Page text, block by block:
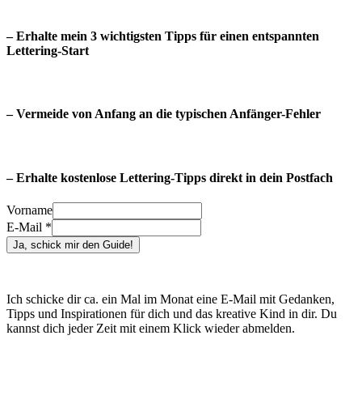
– Erhalte mein 3 wichtigsten Tipps für einen entspannten
Lettering-Start
– Vermeide von Anfang an die typischen Anfänger-Fehler
– Erhalte kostenlose Lettering-Tipps direkt in dein Postfach
Vorname
E-Mail *
Ja, schick mir den Guide!
Ich schicke dir ca. ein Mal im Monat eine E-Mail mit Gedanken,
Tipps und Inspirationen für dich und das kreative Kind in dir. Du
kannst dich jeder Zeit mit einem Klick wieder abmelden.